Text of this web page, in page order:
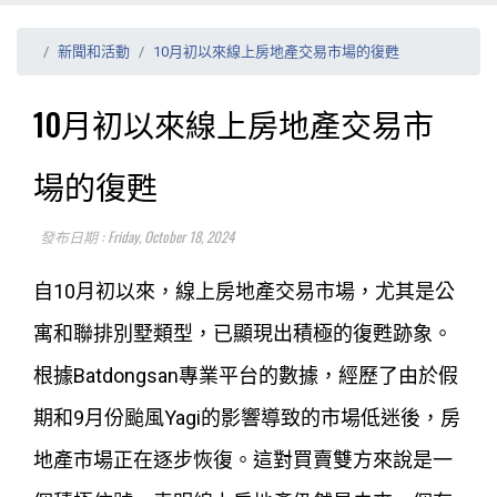
新聞和活動 10月初以來線上房地產交易市場的復甦
10月初以來線上房地產交易市
場的復甦
發布日期 : Friday, October 18, 2024
自10月初以來，線上房地產交易市場，尤其是公
寓和聯排別墅類型，已顯現出積極的復甦跡象。
根據Batdongsan專業平台的數據，經歷了由於假
期和9月份颱風Yagi的影響導致的市場低迷後，房
地產市場正在逐步恢復。這對買賣雙方來說是一